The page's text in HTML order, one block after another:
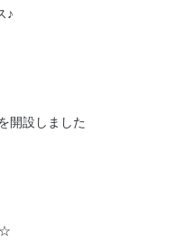
♪
開設しました
☆